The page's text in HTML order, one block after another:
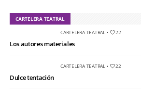
CARTELERA TEATRAL
CARTELERA TEATRAL• 22
Los autores materiales
CARTELERA TEATRAL• 22
Dulce tentación